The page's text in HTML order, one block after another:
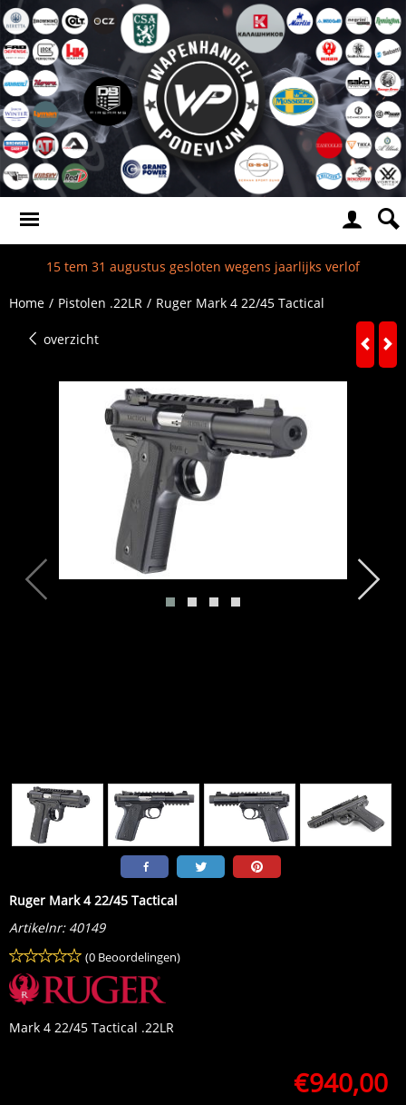
15 tem 31 augustus gesloten wegens jaarlijks verlof
Home / Pistolen .22LR / Ruger Mark 4 22/45 Tactical
overzicht
Ruger Mark 4 22/45 Tactical
Artikelnr: 40149
(0 Beoordelingen)
Mark 4 22/45 Tactical .22LR
€940,00